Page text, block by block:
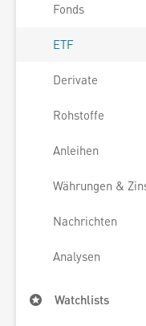
Fonds
ETF
Derivate
Rohstoffe
Anleihen
Währungen &
Nachrichten
Analysen
Watchlists